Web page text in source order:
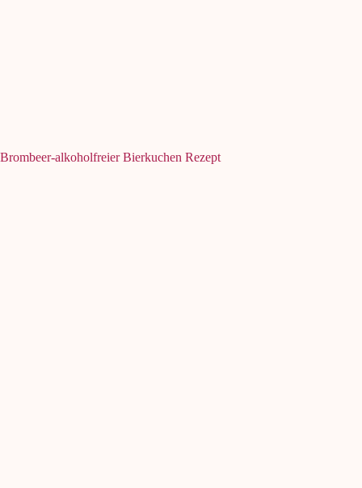
Brombeer-alkoholfreier Bierkuchen Rezept